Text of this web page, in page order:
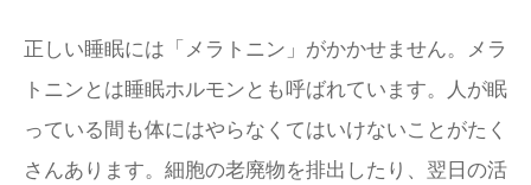
正しい睡眠には「メラトニン」がかかせません。メラ
トニンとは睡眠ホルモンとも呼ばれています。人が眠
っている間も体にはやらなくてはいけないことがたく
さんあります。細胞の老廃物を排出したり、翌日の活